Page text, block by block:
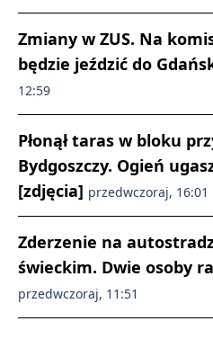
Zmiany w ZUS. Na
będzie jeździć do
12:59
Płonął taras w bloku
Bydgoszczy. Ogień
[zdjęcia] przedwczoraj, 16:01
Zderzenie na
świeckim. Dwie osoby
przedwczoraj, 11:51